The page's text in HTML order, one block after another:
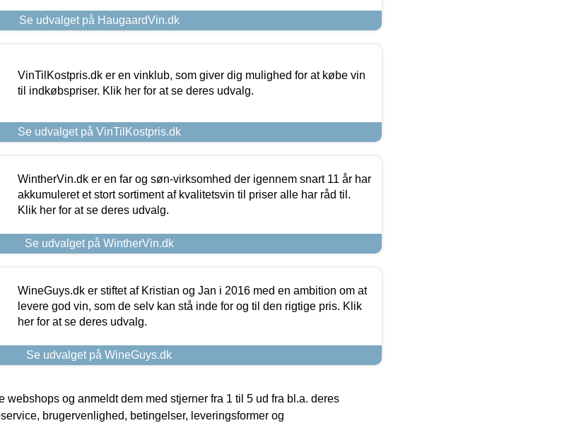
Se udvalget på HaugaardVin.dk
VinTilKostpris.dk er en vinklub, som giver dig mulighed for at købe vin
til indkøbspriser. Klik her for at se deres udvalg.
Se udvalget på VinTilKostpris.dk
WintherVin.dk er en far og søn-virksomhed der igennem snart 11 år har
akkumuleret et stort sortiment af kvalitetsvin til priser alle har råd til.
Klik her for at se deres udvalg.
Se udvalget på WintherVin.dk
WineGuys.dk er stiftet af Kristian og Jan i 2016 med en ambition om at
levere god vin, som de selv kan stå inde for og til den rigtige pris. Klik
her for at se deres udvalg.
Se udvalget på WineGuys.dk
og anmeldt dem med stjerner fra 1 til 5 ud fra bl.a. deres
brugervenlighed, betingelser, leveringsformer og